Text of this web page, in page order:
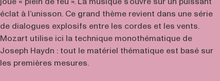
éclat à l’unisson. Ce grand thème revient dans une série
de dialogues explosifs entre les cordes et les vents.
Mozart utilise ici la technique monothématique de
Joseph Haydn : tout le matériel thématique est basé sur
les premières mesures.